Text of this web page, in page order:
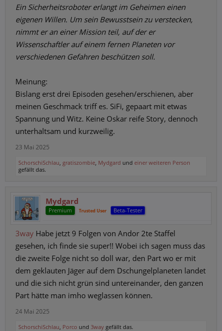
Ein Sicherheitsroboter erlangt im Geheimen einen
eigenen Willen. Um sein Bewusstsein zu verstecken,
nimmt er an einer Mission teil, auf der er
Wissenschaftler auf einem fernen Planeten vor
verschiedenen Gefahren beschützen soll.
Meinung:
Bislang erst drei Episoden gesehen/erschienen, aber
meinen Geschmack triff es. SiFi, gepaart mit etwas
Spannung und Witz. Keine Oskar reife Story, dennoch
unterhaltsam und kurzweilig.
23 Mai 2025
SchorschiSchlau, gratiszombie, Mydgard und einer weiteren Person
gefällt das.
Mydgard
Premium Trusted User Beta-Tester
3way Habe jetzt 9 Folgen von Andor 2te Staffel
gesehen, ich finde sie super!! Wobei ich sagen muss das
die zweite Folge nicht so doll war, den Part wo er mit
dem geklauten Jäger auf dem Dschungelplaneten landet
und die sich nicht grün sind untereinander, den ganzen
Part hätte man imho weglassen können.
24 Mai 2025
SchorschiSchlau, Porco und 3way gefällt das.